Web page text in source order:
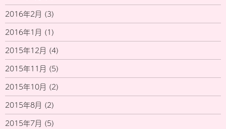
2016年2月 (3)
2016年1月 (1)
2015年12月 (4)
2015年11月 (5)
2015年10月 (2)
2015年8月 (2)
2015年7月 (5)